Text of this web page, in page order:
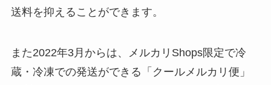
送料を抑えることができます。
また2022年3月からは、メルカリShops限定で冷
蔵・冷凍での発送ができる「クールメルカリ便」